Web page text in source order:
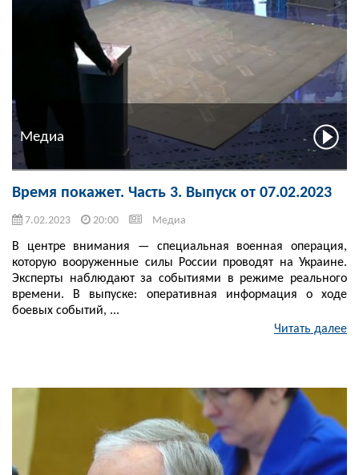
Медиа
Время покажет. Часть 3. Выпуск от 07.02.2023
7.02.2023 20:00 Медиа
В центре внимания — специальная военная операция,
которую вооруженные силы России проводят на Украине.
Эксперты наблюдают за событиями в режиме реального
времени. В выпуске: оперативная информация о ходе
боевых событий, ...
Читать далее